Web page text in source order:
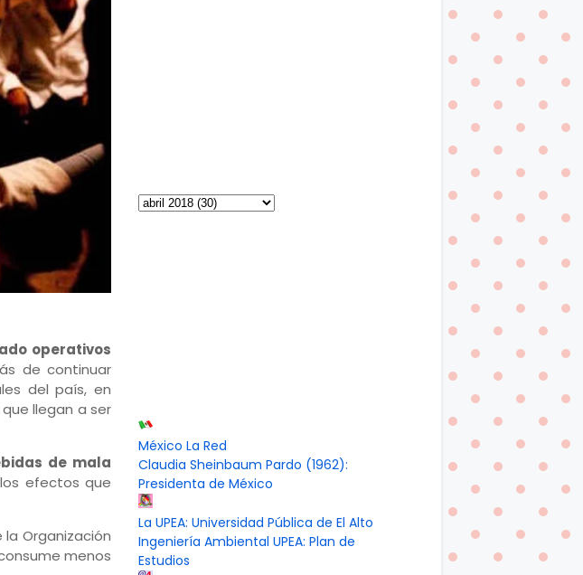
operativos
de continuar
del país, en
llegan a ser
de mala
efectos que
Organización
menos
México La Red
Claudia Sheinbaum Pardo (1962):
Presidenta de México
La UPEA: Universidad Pública de El Alto
Ingeniería Ambiental UPEA: Plan de
Estudios